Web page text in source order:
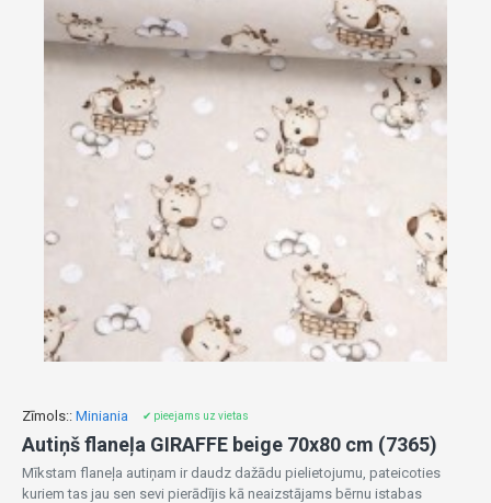
Zīmols:: Miniania ✔ pieejams uz vietas
Autiņš flaneļa GIRAFFE beige 70x80 cm (7365)
Mīkstam flaneļa autiņam ir daudz dažādu pielietojumu, pateicoties
kuriem tas jau sen sevi pierādījis kā neaizstājams bērnu istabas